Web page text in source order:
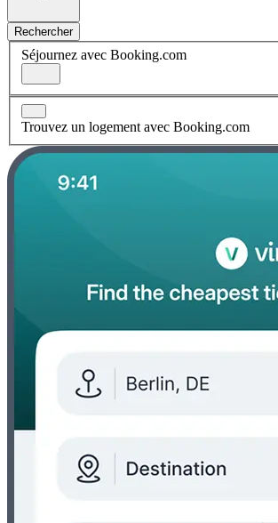
Rechercher
Séjournez avec Booking.com
Trouvez un logement avec Booking.com